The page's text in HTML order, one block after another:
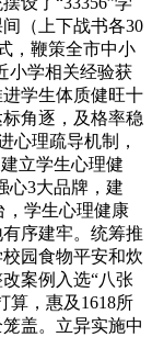
（上下战书各30
，鞭策全市中小
小学相关经验获
学生体质健旺十
角逐，及格率稳
心理疏导机制，
立学生心理健
心3大品牌，建
，学生心理健康
序建牢。统筹推
园食物平安和炊
案例入选“八张
算，惠及1618所
盖。立异实施中